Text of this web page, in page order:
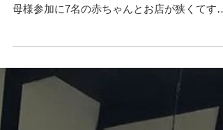
赤ちゃん、小さいお子さんとお母さ
んの料理教室3回終了しました。
昨日と今日は赤ちゃん小さいお子さんとお母